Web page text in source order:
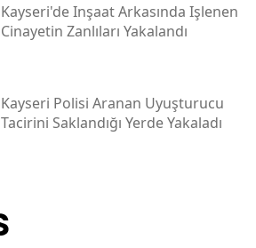
Kayseri'de Inşaat Arkasında Işlenen
Cinayetin Zanlıları Yakalandı
Kayseri Polisi Aranan Uyuşturucu
Tacirini Saklandığı Yerde Yakaladı